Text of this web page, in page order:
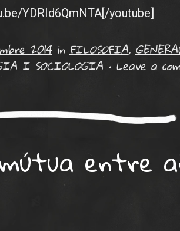
YDRId6QmNTA[/youtube]
2014 in FILOSOFIA,
I SOCIOLOGIA • Leave a
entre